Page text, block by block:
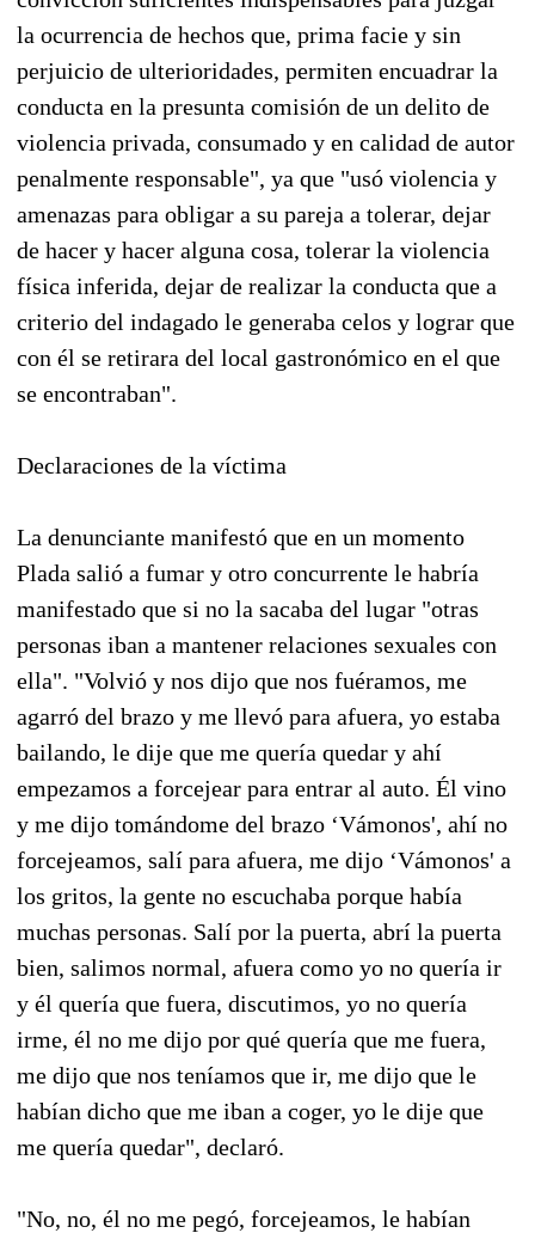
la ocurrencia de hechos que, prima facie y sin
perjuicio de ulterioridades, permiten encuadrar la
conducta en la presunta comisión de un delito de
violencia privada, consumado y en calidad de autor
penalmente responsable", ya que "usó violencia y
amenazas para obligar a su pareja a tolerar, dejar
de hacer y hacer alguna cosa, tolerar la violencia
física inferida, dejar de realizar la conducta que a
criterio del indagado le generaba celos y lograr que
con él se retirara del local gastronómico en el que
se encontraban".
Declaraciones de la víctima
La denunciante manifestó que en un momento
Plada salió a fumar y otro concurrente le habría
manifestado que si no la sacaba del lugar "otras
personas iban a mantener relaciones sexuales con
ella". "Volvió y nos dijo que nos fuéramos, me
agarró del brazo y me llevó para afuera, yo estaba
bailando, le dije que me quería quedar y ahí
empezamos a forcejear para entrar al auto. Él vino
y me dijo tomándome del brazo ‘Vámonos', ahí no
forcejeamos, salí para afuera, me dijo ‘Vámonos' a
los gritos, la gente no escuchaba porque había
muchas personas. Salí por la puerta, abrí la puerta
bien, salimos normal, afuera como yo no quería ir
y él quería que fuera, discutimos, yo no quería
irme, él no me dijo por qué quería que me fuera,
me dijo que nos teníamos que ir, me dijo que le
habían dicho que me iban a coger, yo le dije que
me quería quedar", declaró.
"No, no, él no me pegó, forcejeamos, le habían